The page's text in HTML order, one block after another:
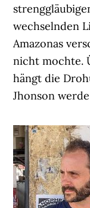
wechselnden
Amazonas
nicht mochte.
hängt die
Jhonson